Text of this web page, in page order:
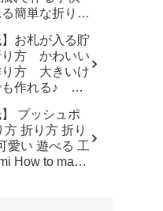
簡単な折り
研究室
】お札が入る貯
り方 かわいい
り方 大きいけ
も作れる♪ 夏
がみ】 - ゆい
研究室
】 プッシュポ
方 折り方 折り
愛い 遊べる 工
How to make